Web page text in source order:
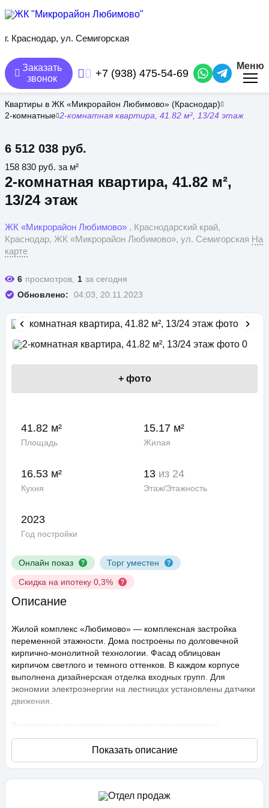
содержанию
г. Краснодар, ул. Семигорская
Заказать
звонок
+7 (938) 475-54-69
Меню
Квартиры в ЖК «Микрорайон Любимово» (Краснодар)
2-комнатные 2-комнатная квартира, 41.82 м², 13/24 этаж
2-комнатная квартира, 41.82 м²,
13/24 этаж
6 512 038 руб.
ЖК «Микрорайон Любимово» , Краснодарский край,
Краснодар, ЖК «Микрорайон Любимово», ул. Семигорская На
карте
158 830 руб. за м²
6 просмотров, 1 за сегодня
Обновлено:
04:03, 20.11.2023
Онлайн показ
Торг уместен
Скидка на ипотеку 0,3%
+ фото
41.82 м²
Площадь
15.17 м²
Жилая
16.53 м²
Кухня
13 из 24
Этаж/Этажность
2023
Год постройки
Описание
Жилой комплекс «Любимово» — комплексная застройка
переменной этажности. Дома построены по долговечной
кирпично-монолитной технологии. Фасад облицован
кирпичом светлого и темного оттенков. В каждом корпусе
выполнена дизайнерская отделка входных групп. Для
экономии электроэнергии на лестницах установлены датчики
движения.
В комплексе предложено множество планировочных
решений: в наличии квартиры, как классического типа, так и
европланировки. Они сдаются с подчистовой отделкой,
высота потолков составляет 2,75 метра. В квартирах